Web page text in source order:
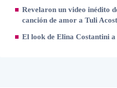
Revelaron un video inédito
canción de amor a Tuli
El look de Elina Costantini